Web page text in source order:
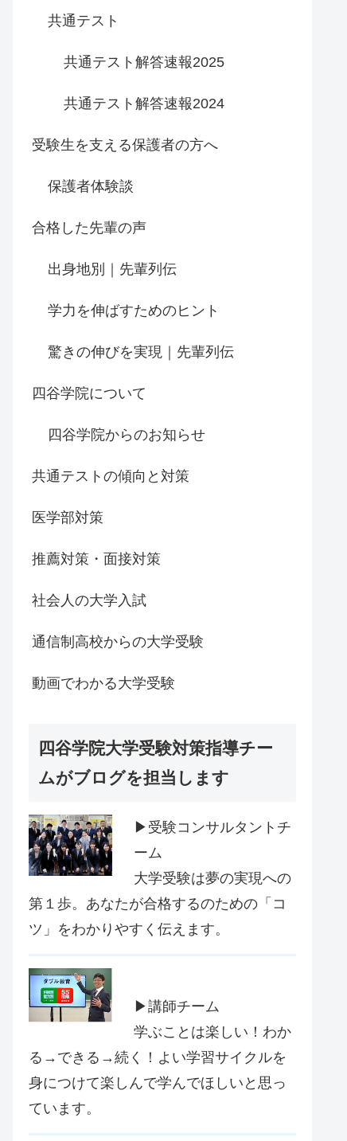
共通テスト
共通テスト解答速報2025
共通テスト解答速報2024
受験生を支える保護者の方へ
保護者体験談
合格した先輩の声
出身地別｜先輩列伝
学力を伸ばすためのヒント
驚きの伸びを実現｜先輩列伝
四谷学院について
四谷学院からのお知らせ
共通テストの傾向と対策
医学部対策
推薦対策・面接対策
社会人の大学入試
通信制高校からの大学受験
動画でわかる大学受験
四谷学院大学受験対策指導チー
ムがブログを担当します
▶受験コンサルタントチ
ーム
大学受験は夢の実現への
第１歩。あなたが合格するのための「コ
ツ」をわかりやすく伝えます。
▶講師チーム
学ぶことは楽しい！わか
る→できる→続く！よい学習サイクルを
身につけて楽しんで学んでほしいと思っ
ています。